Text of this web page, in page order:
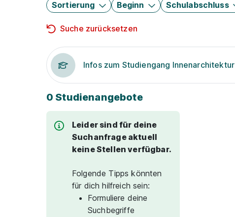
Sortierung Beginn Schulabschluss
Suche zurücksetzen
Infos zum Studiengang Innenarchitektur
0 Studienangebote
Leider sind für deine
Suchanfrage aktuell
keine Stellen verfügbar.
Folgende Tipps könnten
für dich hilfreich sein:
Formuliere deine
Suchbegriffe